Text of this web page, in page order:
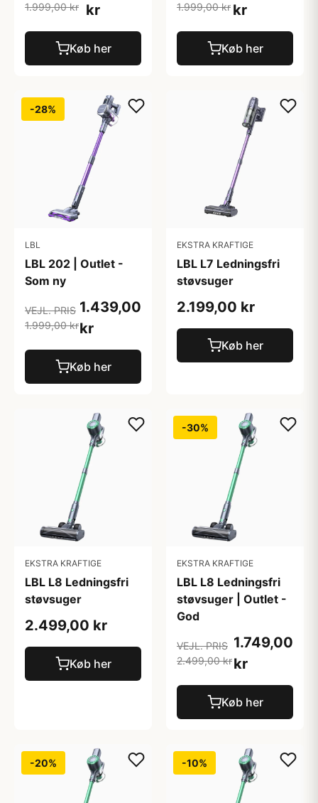
1.999,00 kr
kr
Køb her
1.999,00 kr kr
Køb her
-28%
LBL
LBL 202 | Outlet -
Som ny
VEJL. PRIS
1.999,00 kr
1.439,00
kr
Køb her
EKSTRA KRAFTIGE
LBL L7 Ledningsfri
støvsuger
2.199,00 kr
Køb her
EKSTRA KRAFTIGE
LBL L8 Ledningsfri
støvsuger
2.499,00 kr
Køb her
-30%
EKSTRA KRAFTIGE
LBL L8 Ledningsfri
støvsuger | Outlet -
God
VEJL. PRIS
2.499,00 kr
1.749,00
kr
Køb her
-20% -10%